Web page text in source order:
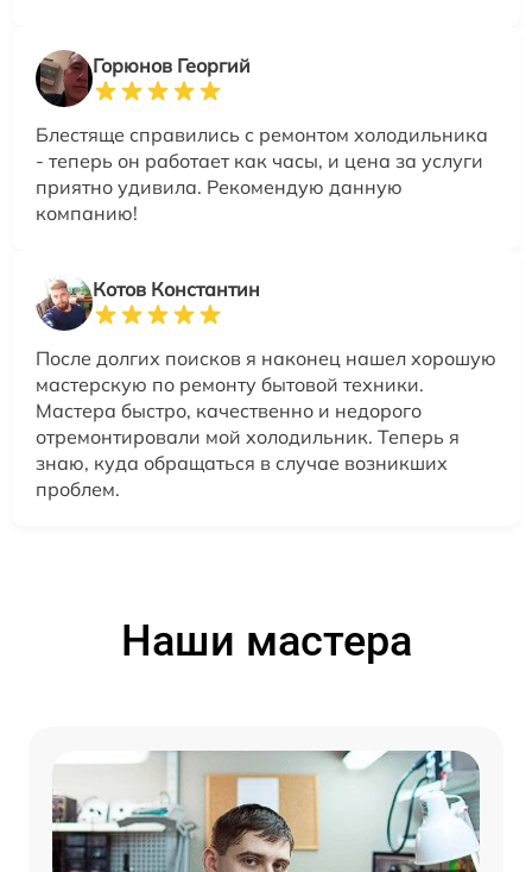
Горюнов Георгий
Блестяще справились с ремонтом холодильника
- теперь он работает как часы, и цена за услуги
приятно удивила. Рекомендую данную
компанию!
Котов Константин
После долгих поисков я наконец нашел хорошую
мастерскую по ремонту бытовой техники.
Мастера быстро, качественно и недорого
отремонтировали мой холодильник. Теперь я
знаю, куда обращаться в случае возникших
проблем.
Наши мастера